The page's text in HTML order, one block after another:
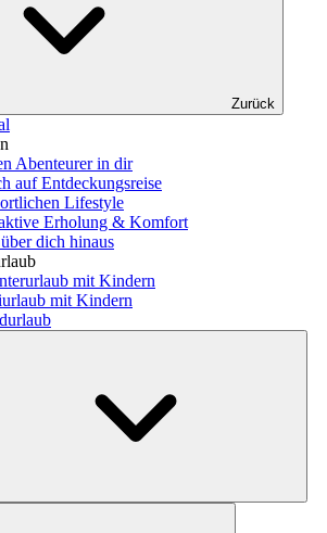
Zurück
Abenteurer in dir
auf Entdeckungsreise
Lifestyle
Erholung & Komfort
dich hinaus
mit Kindern
mit Kindern